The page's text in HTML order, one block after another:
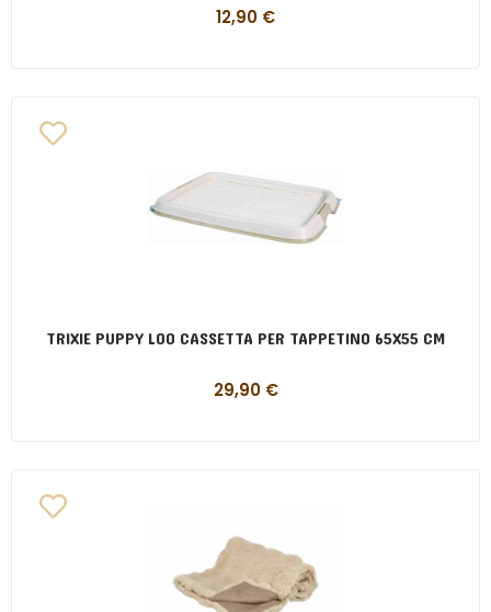
12,90 €
TRIXIE PUPPY LOO CASSETTA PER TAPPETINO 65X55 CM
29,90 €